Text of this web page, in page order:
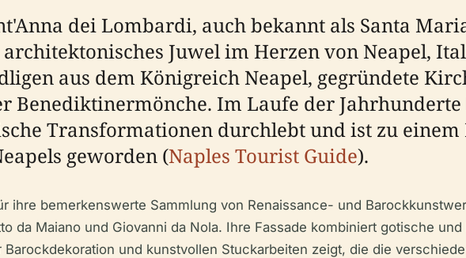
dei Lombardi, auch bekannt als Santa
Juwel im Herzen von Neapel,
aus dem Königreich Neapel, gegründete
Benediktinermönche. Im Laufe der
Transformationen durchlebt und ist zu
geworden (Naples Tourist Guide).
ihre bemerkenswerte Sammlung von Renaissance- und
da Maiano und Giovanni da Nola. Ihre Fassade kombiniert gotische
und kunstvollen Stuckarbeiten zeigt, die die